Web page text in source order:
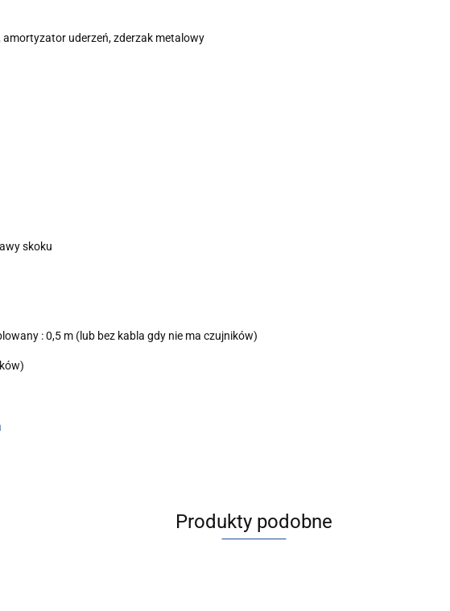
amortyzator uderzeń, zderzak metalowy
skoku
: 0,5 m (lub bez kabla gdy nie ma czujników)
Produkty podobne